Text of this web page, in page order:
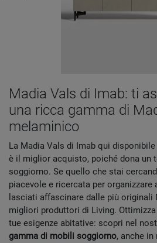
Madia Vals di Imab: ti
una ricca gamma di
melaminico
La Madia Vals di Imab qui
è il miglior acquisto, poiché dona un
soggiorno. Se quello che stai
piacevole e ricercata per
lasciati affascinare dalle più originali
migliori produttori di Living.
tue esigenze abitative: scopri nel
gamma di mobili soggiorno, anche